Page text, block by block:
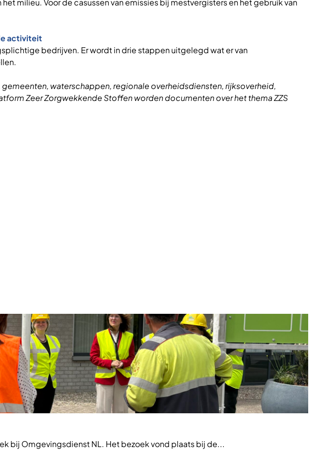
milieu. Voor de casussen van emissies bij mestvergisters en het gebruik van
activiteit
bedrijven. Er wordt in drie stappen uitgelegd wat er van
waterschappen, regionale overheidsdiensten, rijksoverheid,
Zeer Zorgwekkende Stoffen worden documenten over het thema ZZS
bij Omgevingsdienst NL. Het bezoek vond plaats bij de...